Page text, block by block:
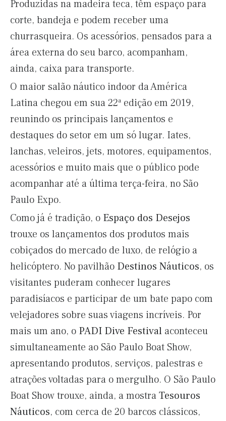
Produzidas na madeira teca, têm espaço para
corte, bandeja e podem receber uma
churrasqueira. Os acessórios, pensados para a
área externa do seu barco, acompanham,
ainda, caixa para transporte.
O maior salão náutico indoor da América
Latina chegou em sua 22ª edição em 2019,
reunindo os principais lançamentos e
destaques do setor em um só lugar. Iates,
lanchas, veleiros, jets, motores, equipamentos,
acessórios e muito mais que o público pode
acompanhar até a última terça-feira, no São
Paulo Expo.
Como já é tradição, o Espaço dos Desejos
trouxe os lançamentos dos produtos mais
cobiçados do mercado de luxo, de relógio a
helicóptero. No pavilhão Destinos Náuticos, os
visitantes puderam conhecer lugares
paradisíacos e participar de um bate papo com
velejadores sobre suas viagens incríveis. Por
mais um ano, o PADI Dive Festival aconteceu
simultaneamente ao São Paulo Boat Show,
apresentando produtos, serviços, palestras e
atrações voltadas para o mergulho. O São Paulo
Boat Show trouxe, ainda, a mostraTesouros
Náuticos, com cerca de 20 barcos clássicos,